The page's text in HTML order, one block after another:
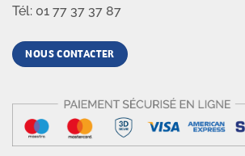
Tél: 01 77 37 37 87
NOUS CONTACTER